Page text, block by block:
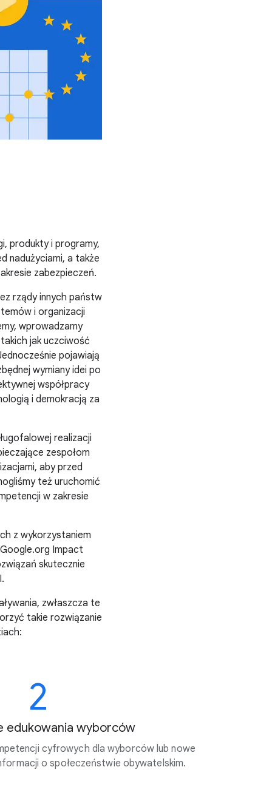
produkty i programy,
nadużyciami, a także
zabezpieczeń.
rządy innych państw
i organizacji
wprowadzamy
jak uczciwość
pojawiają
wymiany idei po
współpracy
i demokracją za
realizacji
zespołom
aby przed
też uruchomić
w zakresie
z wykorzystaniem
Impact
skutecznie
zwłaszcza te
takie rozwiązanie
2
edukowania wyborców
cyfrowych dla wyborców lub nowe
o społeczeństwie obywatelskim.